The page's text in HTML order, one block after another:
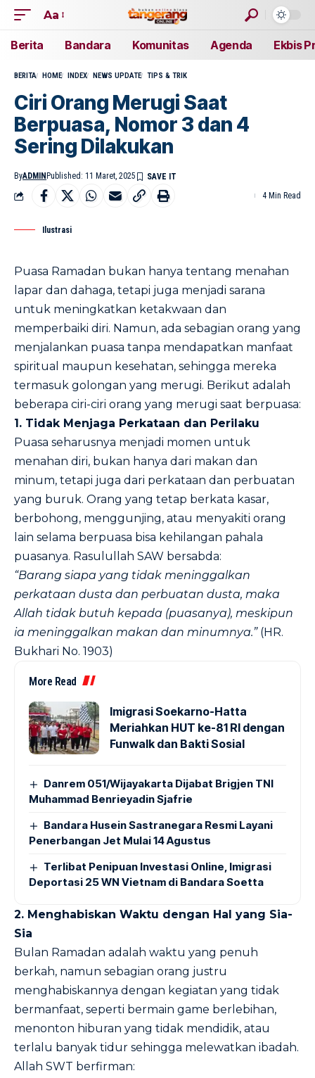
Aa
Berita Bandara Komunitas Agenda Ekbis
BERITA HOME INDEX NEWS UPDATE TIPS & TRIK
Ciri Orang Merugi Saat
Berpuasa, Nomor 3 dan 4
Sering Dilakukan
ByADMIN Published: 11 Maret, 2025
4 Min Read
Ilustrasi
Puasa Ramadan bukan hanya tentang menahan
lapar dan dahaga, tetapi juga menjadi sarana
untuk meningkatkan ketakwaan dan
memperbaiki diri. Namun, ada sebagian orang yang
menjalankan puasa tanpa mendapatkan manfaat
spiritual maupun kesehatan, sehingga mereka
termasuk golongan yang merugi. Berikut adalah
beberapa ciri-ciri orang yang merugi saat berpuasa:
1. Tidak Menjaga Perkataan dan Perilaku
Puasa seharusnya menjadi momen untuk
menahan diri, bukan hanya dari makan dan
minum, tetapi juga dari perkataan dan perbuatan
yang buruk. Orang yang tetap berkata kasar,
berbohong, menggunjing, atau menyakiti orang
lain selama berpuasa bisa kehilangan pahala
puasanya. Rasulullah SAW bersabda:
“Barang siapa yang tidak meninggalkan
perkataan dusta dan perbuatan dusta, maka
Allah tidak butuh kepada (puasanya), meskipun
ia meninggalkan makan dan minumnya.”(HR.
Bukhari No. 1903)
More Read
Imigrasi Soekarno-Hatta
Meriahkan HUT ke-81 RI dengan
Funwalk dan Bakti Sosial
Danrem 051/Wijayakarta Dijabat Brigjen TNI
Muhammad Benrieyadin Sjafrie
Bandara Husein Sastranegara Resmi Layani
Penerbangan Jet Mulai 14 Agustus
Terlibat Penipuan Investasi Online, Imigrasi
Deportasi 25 WN Vietnam di Bandara Soetta
2. Menghabiskan Waktu dengan Hal yang Sia-
Sia
Bulan Ramadan adalah waktu yang penuh
berkah, namun sebagian orang justru
menghabiskannya dengan kegiatan yang tidak
bermanfaat, seperti bermain game berlebihan,
menonton hiburan yang tidak mendidik, atau
terlalu banyak tidur sehingga melewatkan ibadah.
Allah SWT berfirman: